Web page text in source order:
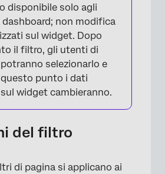
×
disponibile solo agli
non modifica
sul widget. Dopo
il filtro, gli utenti di
selezionarlo e
questo punto i dati
widget cambieranno.
del filtro
di pagina si applicano ai